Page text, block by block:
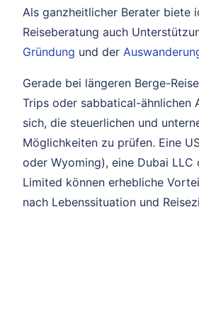
Als ganzheitlicher Berater biete
Reiseberatung auch
Gründung und der
Gerade bei längeren Berge-
Trips oder sabbatical-ähnlichen
sich, die steuerlichen und
Möglichkeiten zu prüfen. Eine
oder Wyoming), eine Dubai LLC
Limited können erhebliche
nach Lebenssituation und